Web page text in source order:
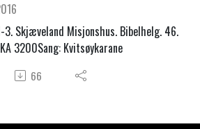
3. Skjæveland Misjonshus. Bibelhelg. 46.
3200Sang: Kvitsøykarane
66